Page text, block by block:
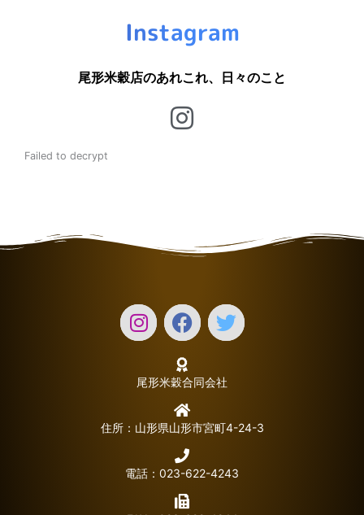
Instagram
尾形米穀店のあれこれ、日々のこと
Failed to decrypt
尾形米穀合同会社
住所：山形県山形市宮町4-24-3
電話：023-622-4243